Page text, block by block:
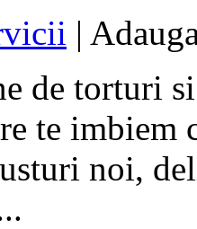
|
de torturi
te imbiem
noi,